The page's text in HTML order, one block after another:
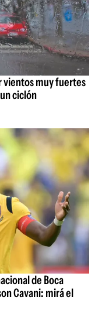
vientos muy fuertes
ciclón
de Boca
Cavani: mirá el